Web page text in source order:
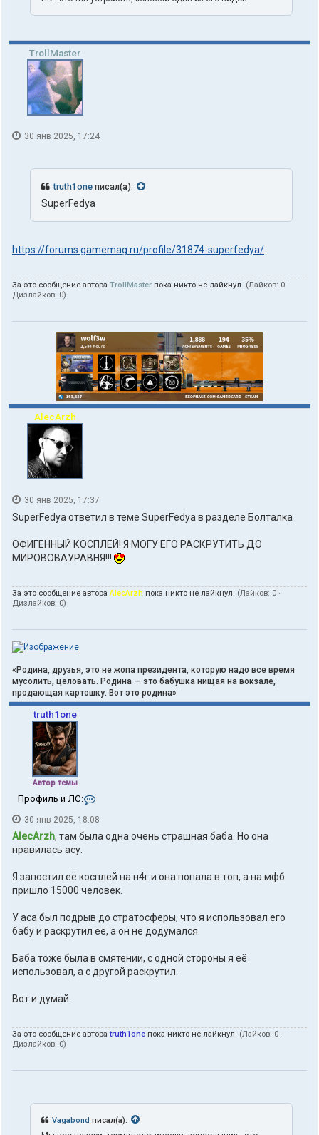
TrollMaster
30 янв 2025, 17:24
truth1one писал(а):
SuperFedya
https://forums.gamemag.ru/profile/31874-superfedya/
За это сообщение автора TrollMaster пока никто не лайкнул. (Лайков: 0 ·
Дизлайков: 0)
AlecArzh
30 янв 2025, 17:37
SuperFedya ответил в теме SuperFedya в разделе Болталка
ОФИГЕННЫЙ КОСПЛЕЙ! Я МОГУ ЕГО РАСКРУТИТЬ ДО
МИРОВОВАУРАВНЯ!!!
За это сообщение автораAlecArzh пока никто не лайкнул. (Лайков: 0 ·
Дизлайков: 0)
«Родина, друзья, это не жопа президента, которую надо все время
мусолить, целовать. Родина — это бабушка нищая на вокзале,
продающая картошку. Вот это родина»
truth1one
Автор темы
Профиль и ЛС:
н
т
а
ы
п
ь
з
в
а
т
t
r
h
n
e
30 янв 2025, 18:08
AlecArzh, там была одна очень страшная баба. Но она
нравилась асу.
Я запостил её косплей на н4г и она попала в топ, а на мфб
пришло 15000 человек.
У аса был подрыв до стратосферы, что я использовал его
бабу и раскрутил её, а он не додумался.
Баба тоже была в смятении, с одной стороны я её
использовал, а с другой раскрутил.
Вот и думай.
За это сообщение автораtruth1one пока никто не лайкнул. (Лайков: 0 ·
Дизлайков: 0)
Vagabond писал(а):